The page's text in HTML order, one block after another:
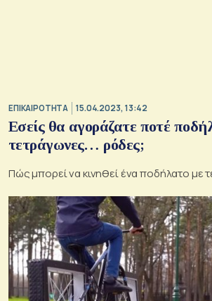
ΕΠΙΚΑΙΡΟΤΗΤΑ 15.04.2023, 13:42
Εσείς θα αγοράζατε ποτέ
τετράγωνες… ρόδες;
Πώς μπορεί να κινηθεί ένα ποδήλατο με